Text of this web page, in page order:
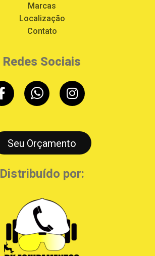
Marcas
Localização
Contato
Redes Sociais
Seu Orçamento
Distribuído por: